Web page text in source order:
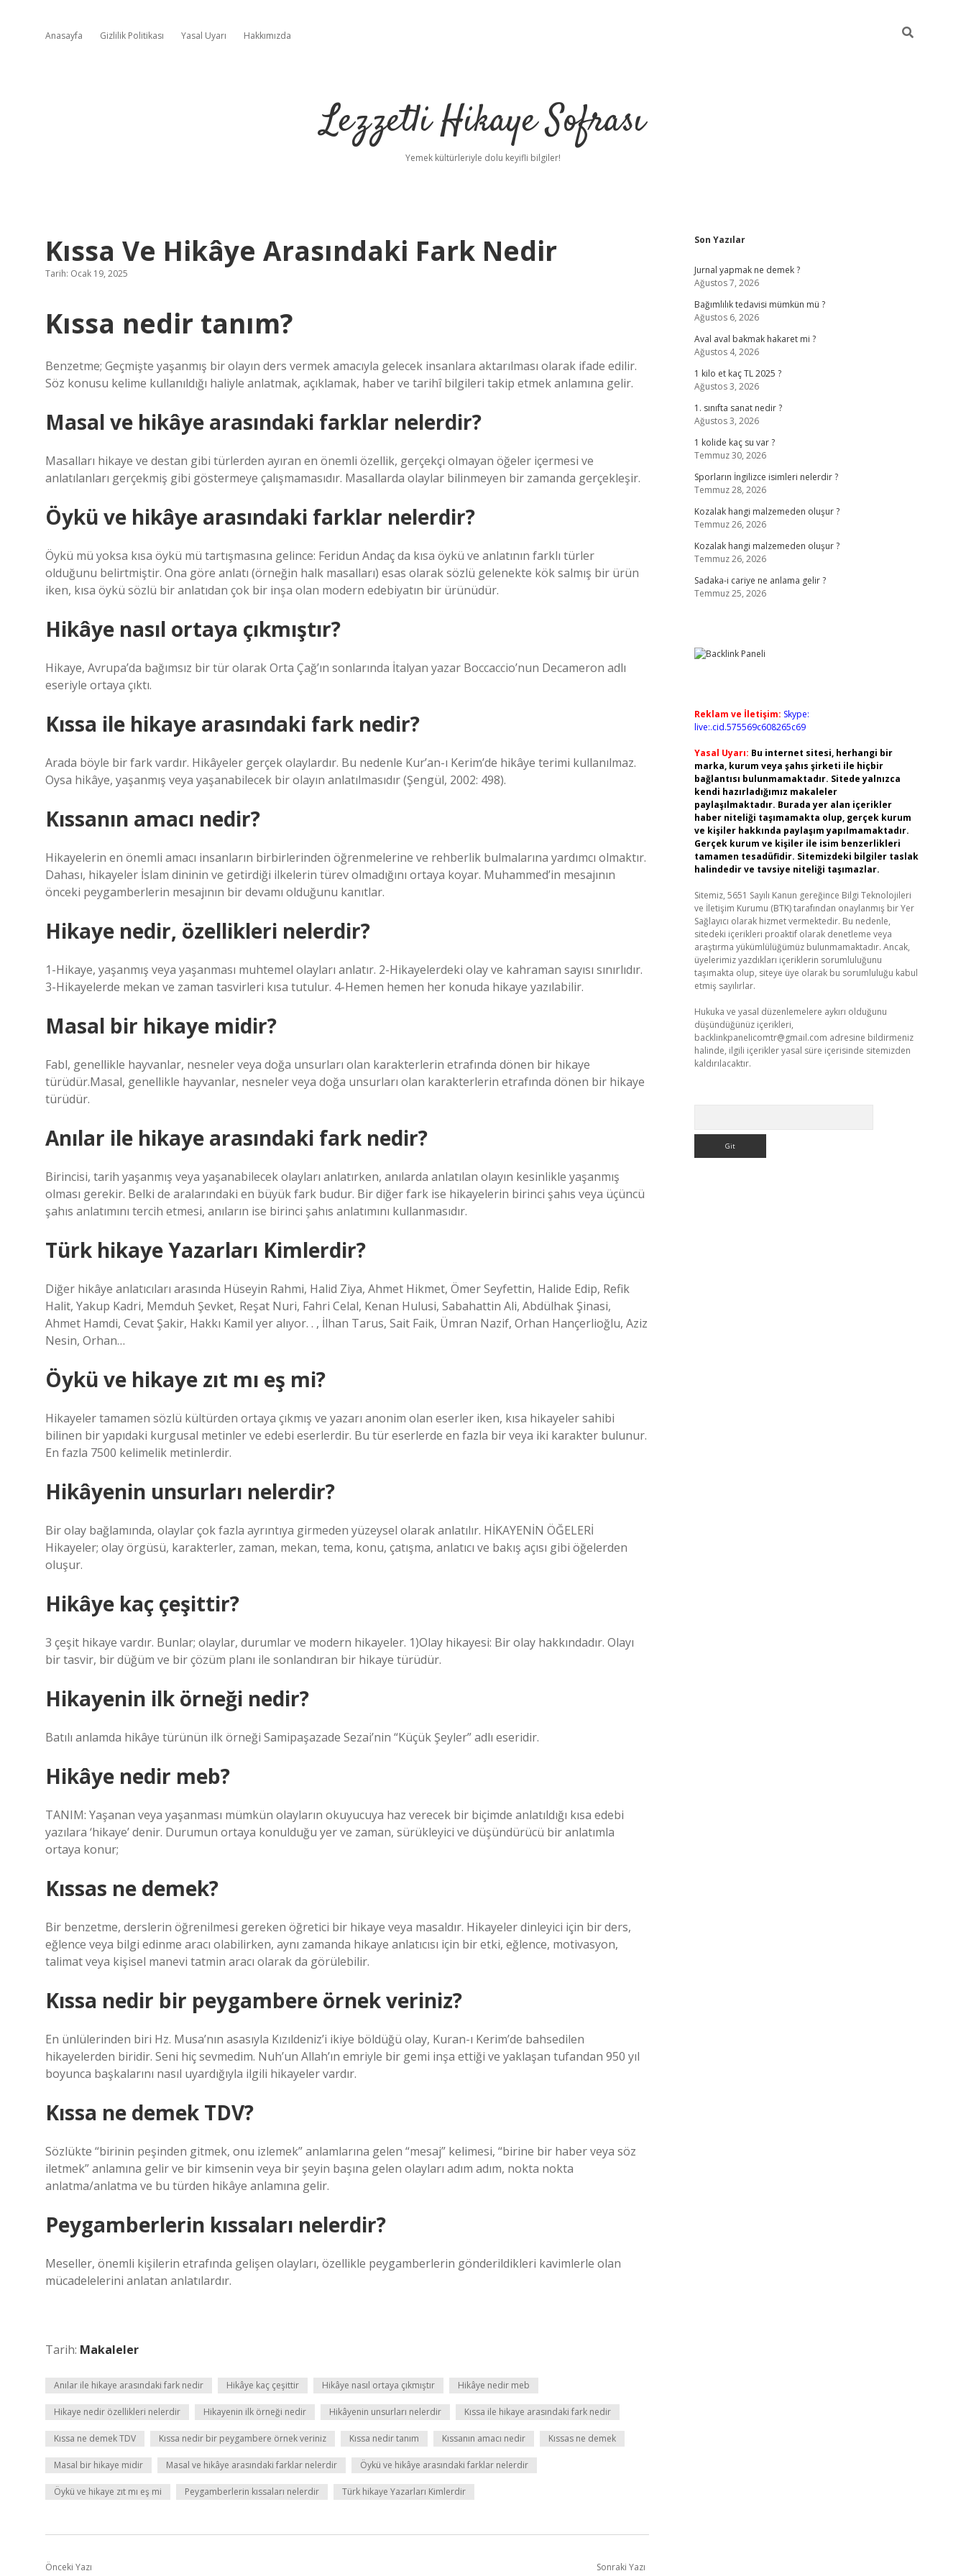
Anasayfa Gizlilik Politikası Yasal Uyarı Hakkımızda
Lezzetli Hikaye Sofrası
Yemek kültürleriyle dolu keyifli bilgiler!
Kıssa Ve Hikâye Arasındaki Fark Nedir
Tarih: Ocak 19, 2025
Kıssa nedir tanım?
Benzetme; Geçmişte yaşanmış bir olayın ders vermek amacıyla gelecek insanlara aktarılması olarak ifade edilir.
Söz konusu kelime kullanıldığı haliyle anlatmak, açıklamak, haber ve tarihî bilgileri takip etmek anlamına gelir.
Masal ve hikâye arasındaki farklar nelerdir?
Masalları hikaye ve destan gibi türlerden ayıran en önemli özellik, gerçekçi olmayan öğeler içermesi ve
anlatılanları gerçekmiş gibi göstermeye çalışmamasıdır. Masallarda olaylar bilinmeyen bir zamanda gerçekleşir.
Öykü ve hikâye arasındaki farklar nelerdir?
Öykü mü yoksa kısa öykü mü tartışmasına gelince: Feridun Andaç da kısa öykü ve anlatının farklı türler
olduğunu belirtmiştir. Ona göre anlatı (örneğin halk masalları) esas olarak sözlü gelenekte kök salmış bir ürün
iken, kısa öykü sözlü bir anlatıdan çok bir inşa olan modern edebiyatın bir ürünüdür.
Hikâye nasıl ortaya çıkmıştır?
Hikaye, Avrupa’da bağımsız bir tür olarak Orta Çağ’ın sonlarında İtalyan yazar Boccaccio’nun Decameron adlı
eseriyle ortaya çıktı.
Kıssa ile hikaye arasındaki fark nedir?
Arada böyle bir fark vardır. Hikâyeler gerçek olaylardır. Bu nedenle Kur’an-ı Kerim’de hikâye terimi kullanılmaz.
Oysa hikâye, yaşanmış veya yaşanabilecek bir olayın anlatılmasıdır (Şengül, 2002: 498).
Kıssanın amacı nedir?
Hikayelerin en önemli amacı insanların birbirlerinden öğrenmelerine ve rehberlik bulmalarına yardımcı olmaktır.
Dahası, hikayeler İslam dininin ve getirdiği ilkelerin türev olmadığını ortaya koyar. Muhammed’in mesajının
önceki peygamberlerin mesajının bir devamı olduğunu kanıtlar.
Hikaye nedir, özellikleri nelerdir?
1-Hikaye, yaşanmış veya yaşanması muhtemel olayları anlatır. 2-Hikayelerdeki olay ve kahraman sayısı sınırlıdır.
3-Hikayelerde mekan ve zaman tasvirleri kısa tutulur. 4-Hemen hemen her konuda hikaye yazılabilir.
Masal bir hikaye midir?
Fabl, genellikle hayvanlar, nesneler veya doğa unsurları olan karakterlerin etrafında dönen bir hikaye
türüdür.Masal, genellikle hayvanlar, nesneler veya doğa unsurları olan karakterlerin etrafında dönen bir hikaye
türüdür.
Anılar ile hikaye arasındaki fark nedir?
Birincisi, tarih yaşanmış veya yaşanabilecek olayları anlatırken, anılarda anlatılan olayın kesinlikle yaşanmış
olması gerekir. Belki de aralarındaki en büyük fark budur. Bir diğer fark ise hikayelerin birinci şahıs veya üçüncü
şahıs anlatımını tercih etmesi, anıların ise birinci şahıs anlatımını kullanmasıdır.
Türk hikaye Yazarları Kimlerdir?
Diğer hikâye anlatıcıları arasında Hüseyin Rahmi, Halid Ziya, Ahmet Hikmet, Ömer Seyfettin, Halide Edip, Refik
Halit, Yakup Kadri, Memduh Şevket, Reşat Nuri, Fahri Celal, Kenan Hulusi, Sabahattin Ali, Abdülhak Şinasi,
Ahmet Hamdi, Cevat Şakir, Hakkı Kamil yer alıyor. . , İlhan Tarus, Sait Faik, Ümran Nazif, Orhan Hançerlioğlu, Aziz
Nesin, Orhan…
Öykü ve hikaye zıt mı eş mi?
Hikayeler tamamen sözlü kültürden ortaya çıkmış ve yazarı anonim olan eserler iken, kısa hikayeler sahibi
bilinen bir yapıdaki kurgusal metinler ve edebi eserlerdir. Bu tür eserlerde en fazla bir veya iki karakter bulunur.
En fazla 7500 kelimelik metinlerdir.
Hikâyenin unsurları nelerdir?
Bir olay bağlamında, olaylar çok fazla ayrıntıya girmeden yüzeysel olarak anlatılır. HİKAYENİN ÖĞELERİ
Hikayeler; olay örgüsü, karakterler, zaman, mekan, tema, konu, çatışma, anlatıcı ve bakış açısı gibi öğelerden
oluşur.
Hikâye kaç çeşittir?
3 çeşit hikaye vardır. Bunlar; olaylar, durumlar ve modern hikayeler. 1)Olay hikayesi: Bir olay hakkındadır. Olayı
bir tasvir, bir düğüm ve bir çözüm planı ile sonlandıran bir hikaye türüdür.
Hikayenin ilk örneği nedir?
Batılı anlamda hikâye türünün ilk örneği Samipaşazade Sezai’nin “Küçük Şeyler” adlı eseridir.
Hikâye nedir meb?
TANIM: Yaşanan veya yaşanması mümkün olayların okuyucuya haz verecek bir biçimde anlatıldığı kısa edebi
yazılara ‘hikaye’ denir. Durumun ortaya konulduğu yer ve zaman, sürükleyici ve düşündürücü bir anlatımla
ortaya konur;
Kıssas ne demek?
Bir benzetme, derslerin öğrenilmesi gereken öğretici bir hikaye veya masaldır. Hikayeler dinleyici için bir ders,
eğlence veya bilgi edinme aracı olabilirken, aynı zamanda hikaye anlatıcısı için bir etki, eğlence, motivasyon,
talimat veya kişisel manevi tatmin aracı olarak da görülebilir.
Kıssa nedir bir peygambere örnek veriniz?
En ünlülerinden biri Hz. Musa’nın asasıyla Kızıldeniz’i ikiye böldüğü olay, Kuran-ı Kerim’de bahsedilen
hikayelerden biridir. Seni hiç sevmedim. Nuh’un Allah’ın emriyle bir gemi inşa ettiği ve yaklaşan tufandan 950 yıl
boyunca başkalarını nasıl uyardığıyla ilgili hikayeler vardır.
Kıssa ne demek TDV?
Sözlükte “birinin peşinden gitmek, onu izlemek” anlamlarına gelen “mesaj” kelimesi, “birine bir haber veya söz
iletmek” anlamına gelir ve bir kimsenin veya bir şeyin başına gelen olayları adım adım, nokta nokta
anlatma/anlatma ve bu türden hikâye anlamına gelir.
Peygamberlerin kıssaları nelerdir?
Meseller, önemli kişilerin etrafında gelişen olayları, özellikle peygamberlerin gönderildikleri kavimlerle olan
mücadelelerini anlatan anlatılardır.
Tarih: Makaleler
Anılar ile hikaye arasındaki fark nedir Hikâye kaç çeşittir Hikâye nasıl ortaya çıkmıştır Hikâye nedir meb
Hikaye nedir özellikleri nelerdir Hikayenin ilk örneği nedir Hikâyenin unsurları nelerdir Kıssa ile hikaye arasındaki fark nedir
Kıssa ne demek TDV Kıssa nedir bir peygambere örnek veriniz Kıssa nedir tanım Kıssanın amacı nedir Kıssas ne demek
Masal bir hikaye midir Masal ve hikâye arasındaki farklar nelerdir Öykü ve hikâye arasındaki farklar nelerdir
Öykü ve hikaye zıt mı eş mi Peygamberlerin kıssaları nelerdir Türk hikaye Yazarları Kimlerdir
Önceki Yazı Sonraki Yazı
Sidebar
Son Yazılar
Jurnal yapmak ne demek ?
Ağustos 7, 2026
Bağımlılık tedavisi mümkün mü ?
Ağustos 6, 2026
Aval aval bakmak hakaret mi ?
Ağustos 4, 2026
1 kilo et kaç TL 2025 ?
Ağustos 3, 2026
1. sınıfta sanat nedir ?
Ağustos 3, 2026
1 kolide kaç su var ?
Temmuz 30, 2026
Sporların İngilizce isimleri nelerdir ?
Temmuz 28, 2026
Kozalak hangi malzemeden oluşur ?
Temmuz 26, 2026
Kozalak hangi malzemeden oluşur ?
Temmuz 26, 2026
Sadaka-i cariye ne anlama gelir ?
Temmuz 25, 2026
Reklam ve İletişim: Skype:
live:.cid.575569c608265c69
Yasal Uyarı: Bu internet sitesi, herhangi bir
marka, kurum veya şahıs şirketi ile hiçbir
bağlantısı bulunmamaktadır. Sitede yalnızca
kendi hazırladığımız makaleler
paylaşılmaktadır. Burada yer alan içerikler
haber niteliği taşımamakta olup, gerçek kurum
ve kişiler hakkında paylaşım yapılmamaktadır.
Gerçek kurum ve kişiler ile isim benzerlikleri
tamamen tesadüfidir. Sitemizdeki bilgiler taslak
halindedir ve tavsiye niteliği taşımazlar.
Sitemiz, 5651 Sayılı Kanun gereğince Bilgi Teknolojileri
ve İletişim Kurumu (BTK) tarafından onaylanmış bir Yer
Sağlayıcı olarak hizmet vermektedir. Bu nedenle,
sitedeki içerikleri proaktif olarak denetleme veya
araştırma yükümlülüğümüz bulunmamaktadır. Ancak,
üyelerimiz yazdıkları içeriklerin sorumluluğunu
taşımakta olup, siteye üye olarak bu sorumluluğu kabul
etmiş sayılırlar.
Hukuka ve yasal düzenlemelere aykırı olduğunu
düşündüğünüz içerikleri,
backlinkpanelicomtr@gmail.com adresine bildirmeniz
halinde, ilgili içerikler yasal süre içerisinde sitemizden
kaldırılacaktır.